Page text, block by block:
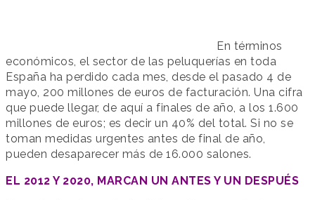
En términos
económicos, el sector de las peluquerías en toda
España ha perdido cada mes, desde el pasado 4 de
mayo, 200 millones de euros de facturación. Una cifra
que puede llegar, de aquí a finales de año, a los 1.600
millones de euros; es decir un 40% del total. Si no se
toman medidas urgentes antes de final de año,
pueden desaparecer más de 16.000 salones.
EL 2012 Y 2020, MARCAN UN ANTES Y UN DESPUÉS